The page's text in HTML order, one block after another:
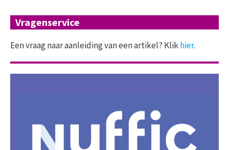
Vragenservice
Een vraag naar aanleiding van een artikel? Klikhier.